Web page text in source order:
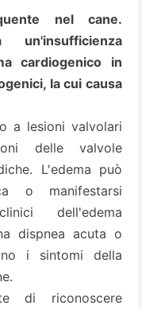
nel cane.
un'insufficienza
cardiogenico in
la cui causa
a lesioni valvolari
delle valvole
L'edema può
o manifestarsi
dell'edema
dispnea acuta o
i sintomi della
di riconoscere